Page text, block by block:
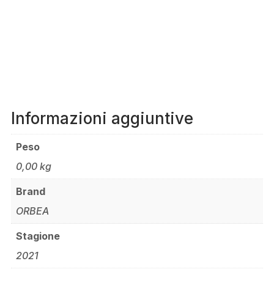
Informazioni aggiuntive
Peso
0,00 kg
Brand
ORBEA
Stagione
2021